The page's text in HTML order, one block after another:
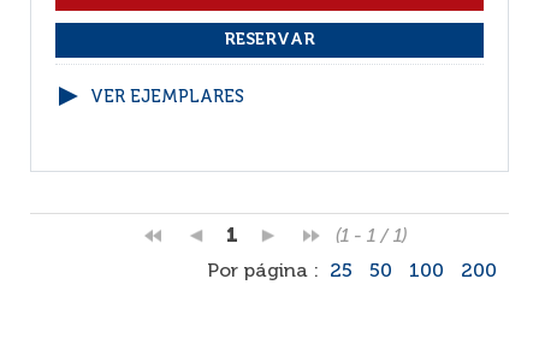
VER EJEMPLARES
1
(1 - 1 / 1)
Por página :
25 50 100 200